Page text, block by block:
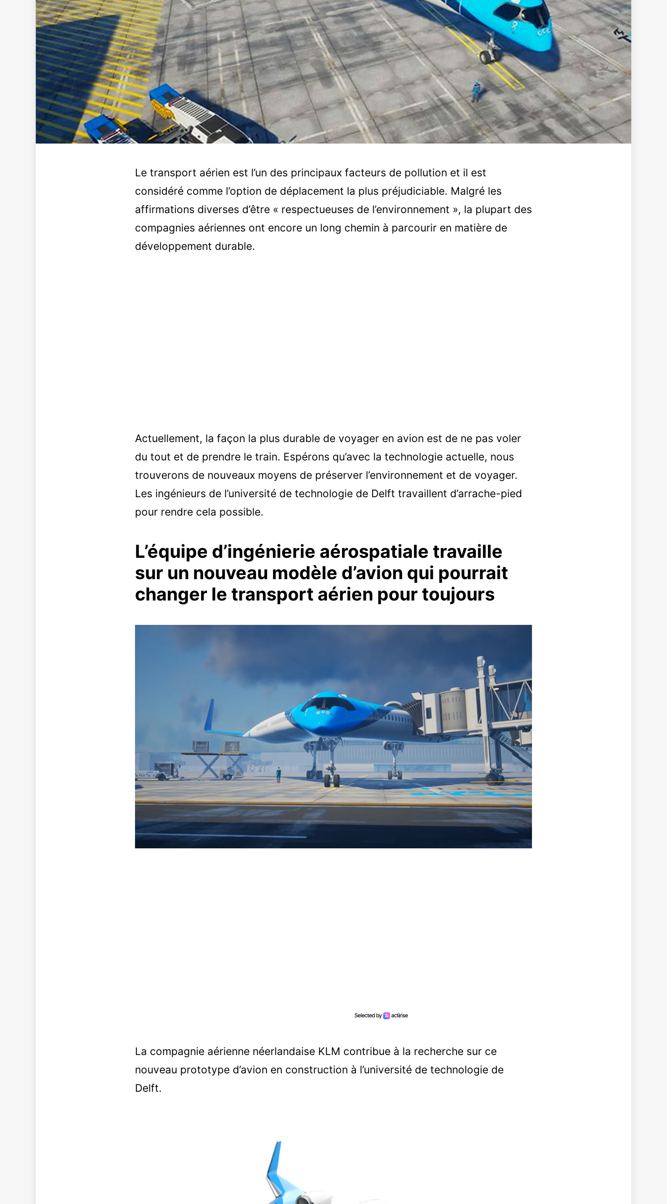
Le transport aérien est l’un des principaux facteurs de pollution et il est
considéré comme l’option de déplacement la plus préjudiciable. Malgré les
affirmations diverses d’être « respectueuses de l’environnement », la plupart des
compagnies aériennes ont encore un long chemin à parcourir en matière de
développement durable.
Actuellement, la façon la plus durable de voyager en avion est de ne pas voler
du tout et de prendre le train. Espérons qu’avec la technologie actuelle, nous
trouverons de nouveaux moyens de préserver l’environnement et de voyager.
Les ingénieurs de l’université de technologie de Delft travaillent d’arrache-pied
pour rendre cela possible.
L’équipe d’ingénierie aérospatiale travaille
sur un nouveau modèle d’avion qui pourrait
changer le transport aérien pour toujours
La compagnie aérienne néerlandaise KLM contribue à la recherche sur ce
nouveau prototype d’avion en construction à l’université de technologie de
Delft.